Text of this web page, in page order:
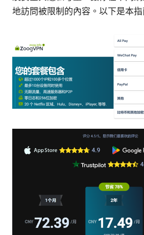
地訪問被限制的內容。以下是本指